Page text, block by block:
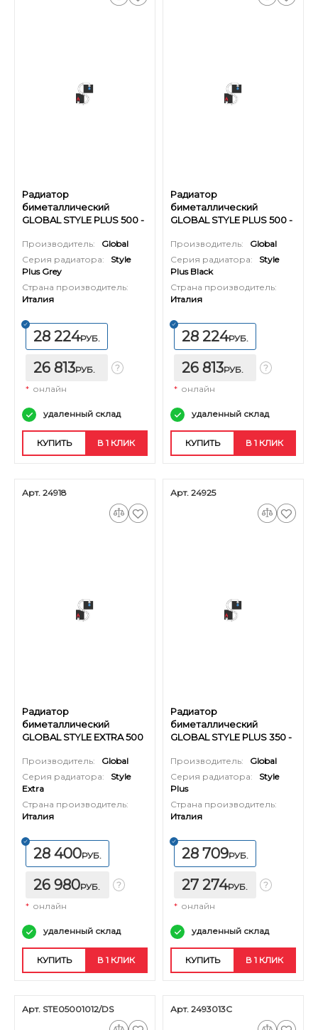
Радиатор
биметаллический
GLOBAL STYLE PLUS 500 -
Производитель:
Global
Серия радиатора:
Style
Plus Grey
Страна производитель:
Италия
28 224РУБ.
26 813РУБ.
* онлайн
удаленный склад
КУПИТЬ В 1 КЛИК
Радиатор
биметаллический
GLOBAL STYLE PLUS 500 -
Производитель:
Global
Серия радиатора:
Style
Plus Black
Страна производитель:
Италия
28 224РУБ.
26 813РУБ.
* онлайн
удаленный склад
КУПИТЬ В 1 КЛИК
Арт. 24918
Радиатор
биметаллический
GLOBAL STYLE EXTRA 500
Производитель:
Global
Серия радиатора:
Style
Extra
Страна производитель:
Италия
28 400РУБ.
26 980РУБ.
* онлайн
удаленный склад
КУПИТЬ В 1 КЛИК
Арт. 24925
Радиатор
биметаллический
GLOBAL STYLE PLUS 350 -
Производитель:
Global
Серия радиатора:
Style
Plus
Страна производитель:
Италия
28 709РУБ.
27 274РУБ.
* онлайн
удаленный склад
КУПИТЬ В 1 КЛИК
Арт. STE05001012/DS Арт. 2493013С